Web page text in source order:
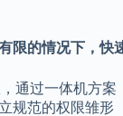
限的情况下，快
通过一体机方案
范的权限雏